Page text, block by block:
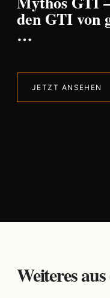
den GTI von
…
JETZT ANSEHEN
Weiteres